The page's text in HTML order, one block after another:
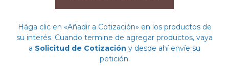
Hága clic en «Añadir a Cotización» en los productos de
su interés. Cuando termine de agregar productos, vaya
a Solicitud de Cotización y desde ahí envíe su
petición.